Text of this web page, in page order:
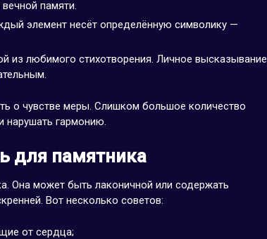
памяти.
элемент несёт определённую символику —
из любимого стихотворения. Личное высказывание
о чувстве меры. Слишком большое количество
нарушать гармонию.
для памятника
Она может быть лаконичной или содержать
Вот несколько советов:
от сердца;